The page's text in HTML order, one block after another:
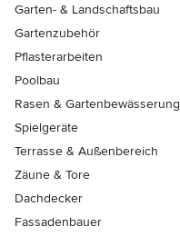
Garten- & Landschaftsbau
Gartenzubehör
Pflasterarbeiten
Poolbau
Rasen & Gartenbewässerung
Spielgeräte
Terrasse & Außenbereich
Zäune & Tore
Dachdecker
Fassadenbauer